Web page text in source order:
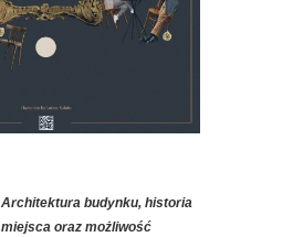
Architektura budynku, historia
miejsca oraz możliwość